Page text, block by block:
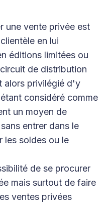
une vente privée est
en lui
éditions limitées ou
de distribution
alors privilégié d'y
considéré comme
un moyen de
entrer dans le
les soldes ou le
de se procurer
mais surtout de faire
ventes privées